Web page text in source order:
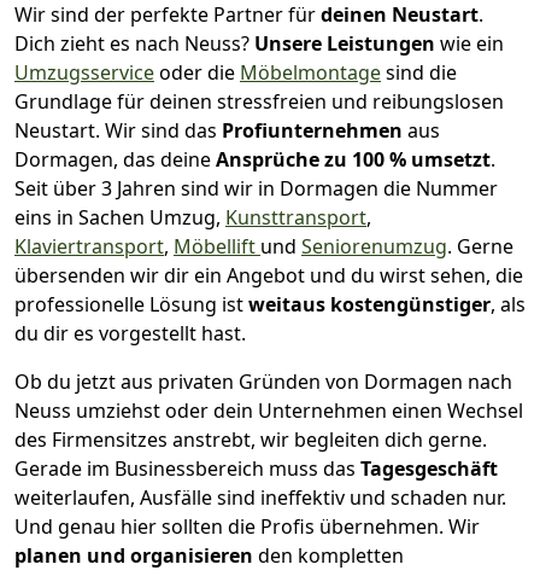
Wir sind der perfekte Partner fürdeinen Neustart.
Dich zieht es nach Neuss? Unsere Leistungen wie ein
Umzugsserviceoder die Möbelmontagesind die
Grundlage für deinen stressfreien und reibungslosen
Neustart. Wir sind das Profiunternehmen aus
Dormagen, das deineAnsprüche zu 100 % umsetzt.
Seit über 3 Jahren sind wir in Dormagen die Nummer
eins in Sachen Umzug, Kunsttransport,
Klaviertransport, Möbellift und Seniorenumzug. Gerne
übersenden wir dir ein Angebot und du wirst sehen, die
professionelle Lösung istweitaus kostengünstiger, als
du dir es vorgestellt hast.
Ob du jetzt aus privaten Gründen von Dormagen nach
Neuss umziehst oder dein Unternehmen einen Wechsel
des Firmensitzes anstrebt, wir begleiten dich gerne.
Gerade im Businessbereich muss das Tagesgeschäft
weiterlaufen, Ausfälle sind ineffektiv und schaden nur.
Und genau hier sollten die Profis übernehmen. Wir
planen und organisieren den kompletten